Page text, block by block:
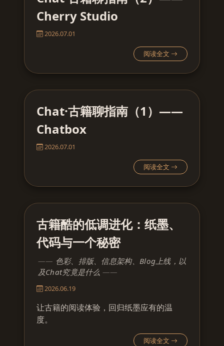
Cherry Studio
2026.07.01
阅读全文
Chat·古籍聊指南（1）——
Chatbox
2026.07.01
阅读全文
古籍酷的低调进化：纸墨、
代码与一个秘密
色彩、排版、信息架构、Blog上线，以
及Chat究竟是什么
2026.06.19
让古籍的阅读体验，回归纸墨应有的温
度。
阅读全文